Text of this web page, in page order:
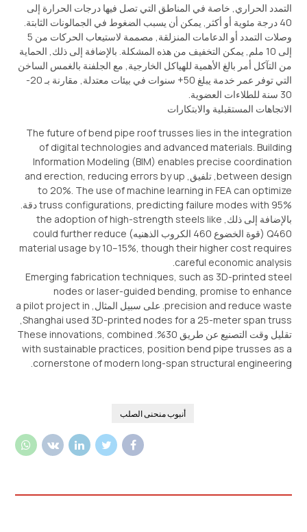
التمدد الحراري, خاصة في المناطق التي تصل فيها درجات الحرارة إلى
40 درجة مئوية أو أكثر, يمكن أن يسبب الضغوط في الجمالونات الثابتة.
وصلات التمدد أو الدعامات المنزلقة, مصممة لاستيعاب الحركات من 5
إلى 10 ملم, يمكن التخفيف من هذه المشكلة. بالإضافة إلى ذلك, الحماية
من التآكل أمر بالغ الأهمية للهياكل الخارجية, مع الجلفنة بالغمس الساخن
التي توفر عمر خدمة يبلغ 50+ سنوات في بيئات معتدلة, مقارنة بـ 20-
30 سنة للطلاءات العضوية.
الاتجاهات المستقبلية والابتكارات
The future of bend pipe roof trusses lies in the integration
of digital technologies and advanced materials. Building
Information Modeling (BIM) enables precise coordination
between design, تلفيق, and erection, reducing errors by up
to 20%. The use of machine learning in FEA can optimize
truss configurations, predicting failure modes with
95% دقة.
بالإضافة إلى ذلك, the adoption of high-strength steels like
Q460 (قوة الخضوع 460 الكروب الذهنيه)
could further reduce
material usage by 10–15%, though their higher cost requires
careful economic analysis
.
Emerging fabrication techniques, such as 3D-printed steel
nodes or laser-guided bending, promise to enhance
precision and reduce waste. على سبيل المثال, a pilot project in
Shanghai used 3D-printed nodes for a 25-meter span truss
,
تقليل وقت التصنيع عن طريق 30%.
These innovations, combined
with sustainable practices, position bend pipe trusses as a
cornerstone of modern long-span structural engineering
.
أنبوب منحنى الصلب